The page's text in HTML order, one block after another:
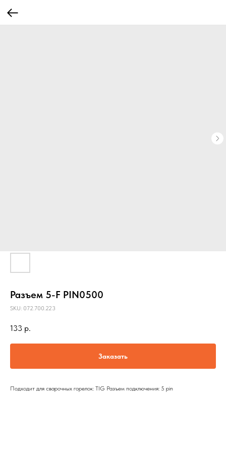
Разъем 5-F PIN0500
SKU: 072.700.223
133 р.
Заказать
Подходит для сварочных горелок: TIG Разъем подключения: 5 pin